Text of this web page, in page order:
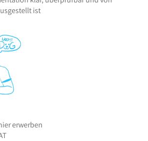
ist
erwerben